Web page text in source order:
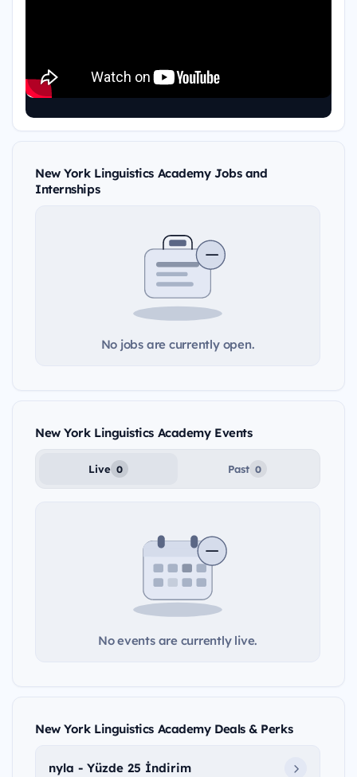
New York Linguistics Academy Jobs and
Internships
No jobs are currently open.
New York Linguistics Academy Events
Live 0 Past 0
No events are currently live.
New York Linguistics Academy Deals & Perks
nyla - Yüzde 25 İndirim